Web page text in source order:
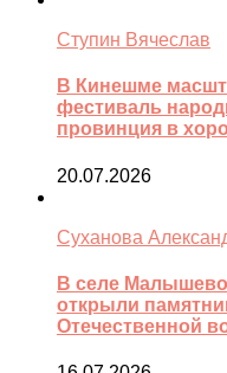
Ступин Вячеслав
В Кинешме
фестиваль
провинция в
20.07.2026
Суханова
В селе
открыли
Отечественной